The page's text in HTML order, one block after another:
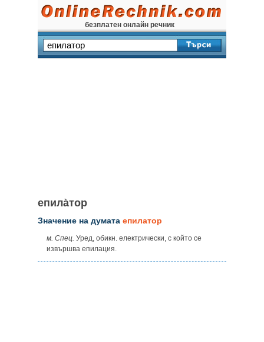
безплатен онлайн речник
епила̀тор
Значение на думата епилатор
м. Спец. Уред, обикн. електрически, с който се
извършва епилация.